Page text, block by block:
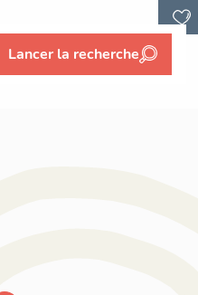
Lancer la recherche